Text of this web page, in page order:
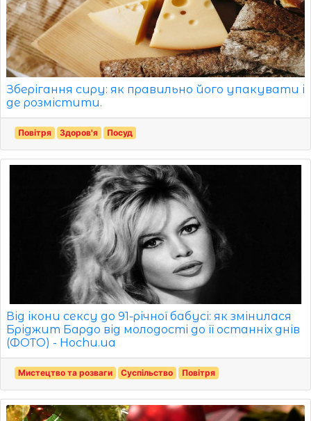
Зберігання сиру: як правильно його упакувати і
де розмістити.
Повітря Здоров'я Посуд
Від ікони сексу до 91-річної бабусі: як змінилася
Бріджит Бардо від молодості до її останніх днів
(ФОТО) - Hochu.ua
Мистецтво та розваги Суспільство Повітря